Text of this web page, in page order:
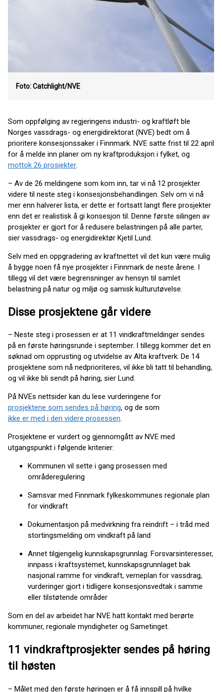
Foto: Catchlight/NVE
Som oppfølging av regjeringens industri- og kraftløft ble
Norges vassdrags- og energidirektorat (NVE) bedt om å
prioritere konsesjonssaker i Finnmark. NVE satte frist til 22 april
for å melde inn planer om ny kraftproduksjon i fylket, og
mottok 26 prosjekter.
– Av de 26 meldingene som kom inn, tar vi nå 12 prosjekter
videre til neste steg i konsesjonsbehandlingen. Selv om vi nå
mer enn halverer lista, er dette er fortsatt langt flere prosjekter
enn det er realistisk å gi konsesjon til. Denne første silingen av
prosjekter er gjort for å redusere belastningen på alle parter,
sier vassdrags- og energidirektør Kjetil Lund.
Selv med en oppgradering av kraftnettet vil det kun være mulig
å bygge noen få nye prosjekter i Finnmark de neste årene. I
tillegg vil det være begrensninger av hensyn til samlet
belastning på natur og miljø og samisk kulturutøvelse.
Disse prosjektene går videre
– Neste steg i prosessen er at 11 vindkraftmeldinger sendes
på en første høringsrunde i september. I tillegg kommer det en
søknad om opprusting og utvidelse av Alta kraftverk. De 14
prosjektene som nå nedprioriteres, vil ikke bli tatt til behandling,
og vil ikke bli sendt på høring, sier Lund.
På NVEs nettsider kan du lese vurderingene for
prosjektene som sendes på høring, og de som
ikke er med i den videre prosessen.
Prosjektene er vurdert og gjennomgått av NVE med
utgangspunkt i følgende kriterier:
Kommunen vil sette i gang prosessen med
områderegulering
Samsvar med Finnmark fylkeskommunes regionale plan
for vindkraft
Dokumentasjon på medvirkning fra reindrift – i tråd med
stortingsmelding om vindkraft på land
Annet tilgjengelig kunnskapsgrunnlag: Forsvarsinteresser,
innpass i kraftsystemet, kunnskapsgrunnlaget bak
nasjonal ramme for vindkraft, verneplan for vassdrag,
vurderinger gjort i tidligere konsesjonsvedtak i samme
eller tilstøtende områder
Som en del av arbeidet har NVE hatt kontakt med berørte
kommuner, regionale myndigheter og Sametinget.
11 vindkraftprosjekter sendes på høring
til høsten
– Målet med den første høringen er å få innspill på hvilke